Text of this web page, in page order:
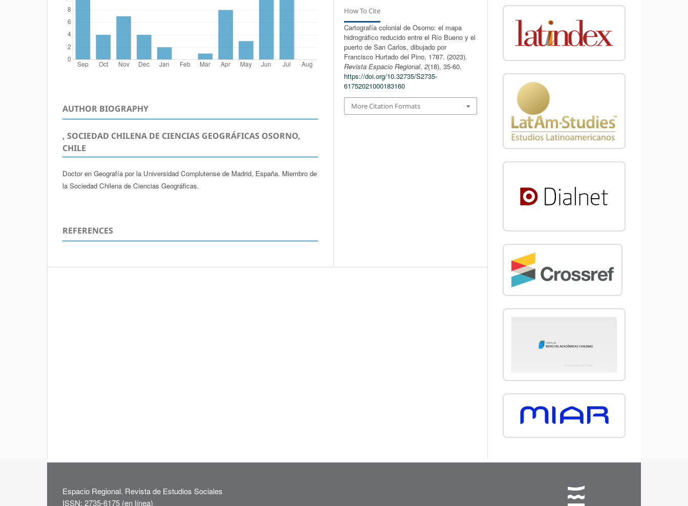
AUTHOR BIOGRAPHY
, SOCIEDAD CHILENA DE CIENCIAS GEOGRÁFICAS OSORNO,
CHILE
Doctor en Geografía por la Universidad Complutense de Madrid, España. Miembro de
la Sociedad Chilena de Ciencias Geográficas.
REFERENCES
How To Cite
Cartografía colonial de Osorno: el mapa
hidrográfico reducido entre el Río Bueno y el
puerto de San Carlos, dibujado por
Francisco Hurtado del Pino, 1787. (2023).
Revista Espacio Regional,2(18), 35-60.
https://doi.org/10.32735/S2735-
61752021000183160
More Citation Formats
Espacio Regional. Revista de Estudios Sociales
ISSN: 2735-6175 (en línea)